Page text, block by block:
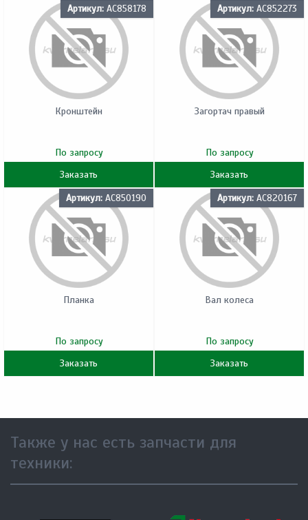
Артикул: AC858178
Кронштейн
По запросу
Заказать
Артикул: AC852273
Загортач правый
По запросу
Заказать
Артикул: AC850190
Планка
По запросу
Заказать
Артикул: AC820167
Вал колеса
По запросу
Заказать
Также у нас есть запчасти для
техники: